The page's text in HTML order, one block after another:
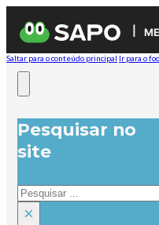
Saltar para o conteúdo principal Ir para o
Pesquisar no
site
Pesquisar
×